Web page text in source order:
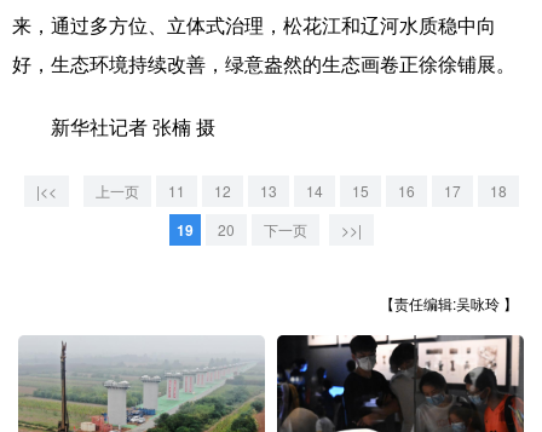
文化产业
北京 天津 河北 山西
江西
山东 河南 湖北 湖南
广东 广西 海南 重庆
来，通过多方位、立体式治理，松花江和辽河水质稳中向
好，生态环境持续改善，绿意盎然的生态画卷正徐徐铺展。
新华社记者 张楠 摄
|<< 上一页 11 12 13 14 15 16 17 18
19 20 下一页 >>|
【责任编辑:吴咏玲 】